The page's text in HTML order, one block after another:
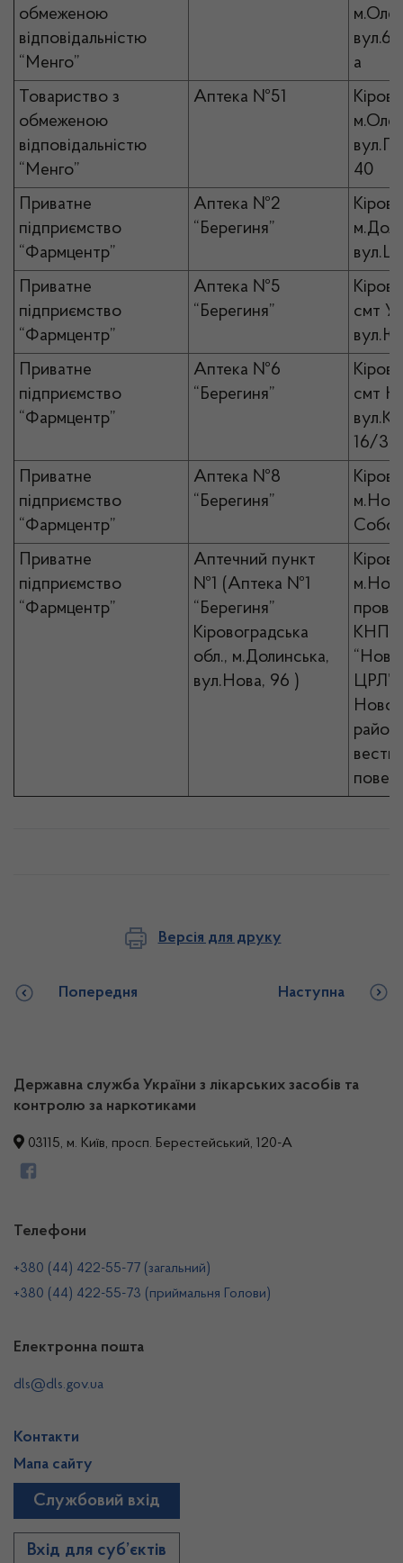
обмеженою
відповідальністю
“Менго”
вул.6-
а
Товариство з
обмеженою
відповідальністю
“Менго”
Аптека №51
40
Приватне
підприємство
“Фармцентр”
Аптека №2
“Берегиня”
Приватне
підприємство
“Фармцентр”
Аптека №5
“Берегиня”
смт
Приватне
підприємство
“Фармцентр”
Аптека №6
“Берегиня”
смт
16/3
Приватне
підприємство
“Фармцентр”
Аптека №8
“Берегиня”
Приватне
підприємство
“Фармцентр”
Аптечний пункт
№1 (Аптека №1
“Берегиня”
Кіровоградська
обл., м.Долинська,
вул.Нова, 96 )
КНП
ЦРЛ”
Версія для друку
Попередня Наступна
Державна служба України з лікарських засобів та
контролю за наркотиками
03115, м. Київ, просп. Берестейський, 120-А
Телефони
+380 (44) 422-55-77 (загальний)
+380 (44) 422-55-73 (приймальня Голови)
Електронна пошта
dls@dls.gov.ua
Контакти
Мапа сайту
Службовий вхід
Вхід для суб’єктів